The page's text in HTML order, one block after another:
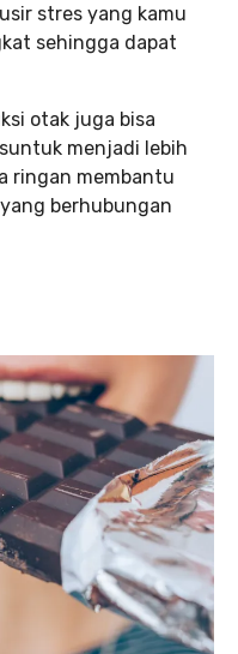
stres yang kamu
sehingga dapat
otak juga bisa
menjadi lebih
ringan membantu
berhubungan